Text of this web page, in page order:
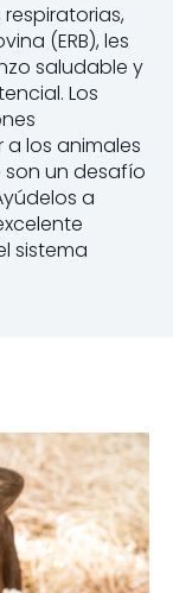
(ERB), les
saludable y
Los
los animales
un desafío
a
sistema